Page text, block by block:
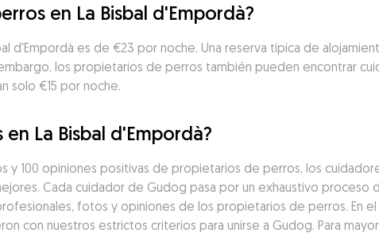
en La Bisbal d'Empordà?
d'Empordà es de €23 por noche. Una reserva típica de
los propietarios de perros también pueden encontrar
solo €15 por noche.
La Bisbal d'Empordà?
y 100 opiniones positivas de propietarios de perros, los
Cada cuidador de Gudog pasa por un exhaustivo proceso
fotos y opiniones de los propietarios de perros. En
con nuestros estrictos criterios para unirse a Gudog. Para